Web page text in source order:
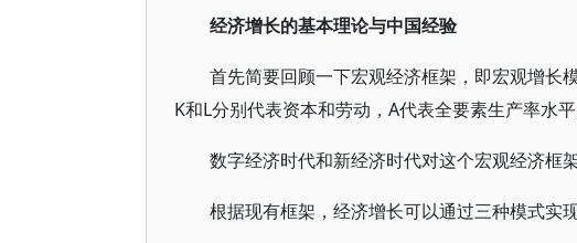
经济增长的基本理论与中国经验
首先简要回顾一下宏观经济框架，即宏观增长
K和L分别代表资本和劳动，A代表全要素生产率水平
数字经济时代和新经济时代对这个宏观经济框
根据现有框架，经济增长可以通过三种模式实现